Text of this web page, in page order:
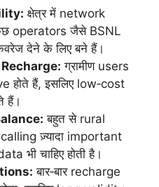
क्षेत्र में network
operators जैसे BSNL
देने के लिए बने हैं।
ग्रामीण users
होते हैं, इसलिए low‑cost
हैं।
बहुत से rural
ज़्यादा important
भी चाहिए होती है।
बार‑बार recharge